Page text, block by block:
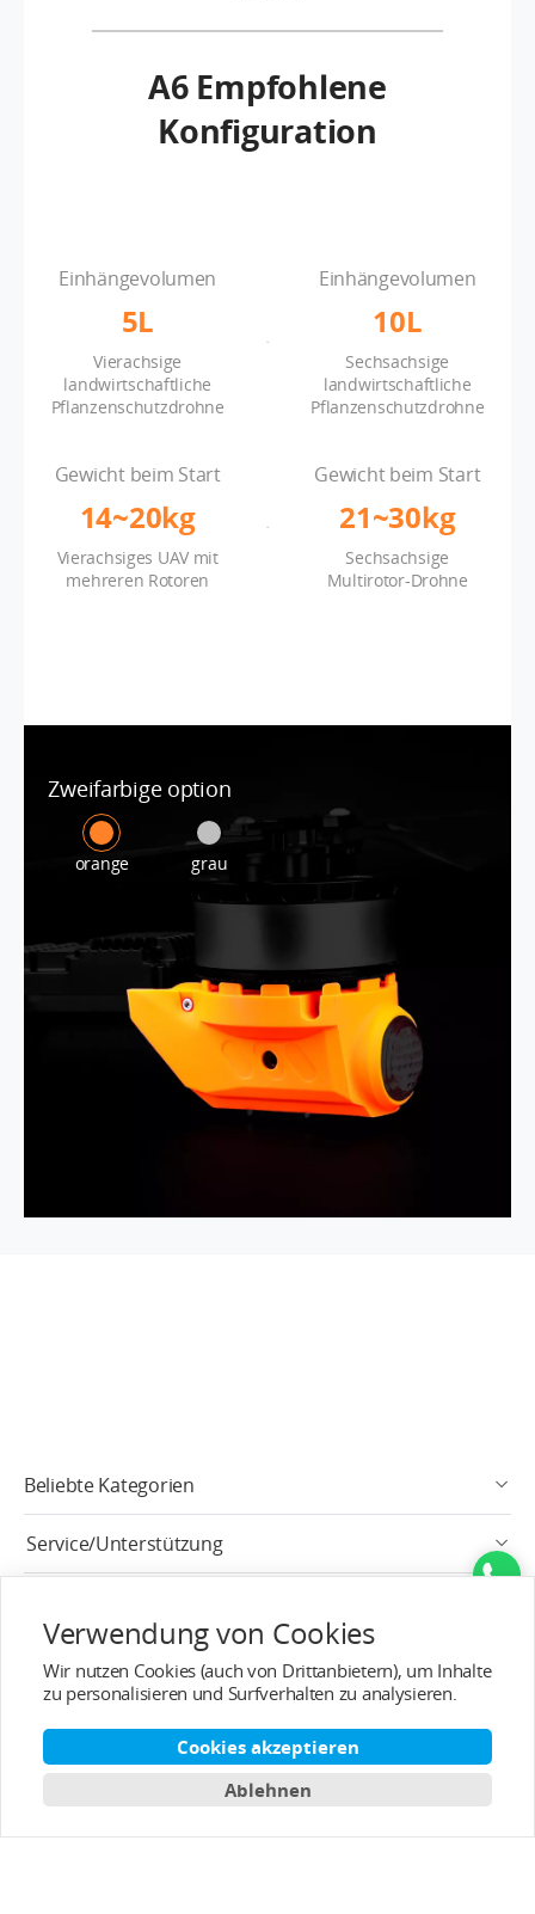
A6Empfohlene
Konfiguration
Einhängevolumen
5L
Vierachsige
landwirtschaftliche
Pflanzenschutzdrohne
Einhängevolumen
10L
Sechsachsige
landwirtschaftliche
Pflanzenschutzdrohne
Gewicht beim Start
14~20kg
Vierachsiges UAV mit
mehreren Rotoren
Gewicht beim Start
21~30kg
Sechsachsige
Multirotor-Drohne
Zweifarbige option
orange grau
Beliebte Kategorien
Service/Unterstützung
Über T-MOTOR
Deutsch
Verwendung von Cookies
Wir nutzen Cookies (auch von Drittanbietern), um Inhalte
zu personalisieren und Surfverhalten zu analysieren.
Cookies akzeptieren
Ablehnen